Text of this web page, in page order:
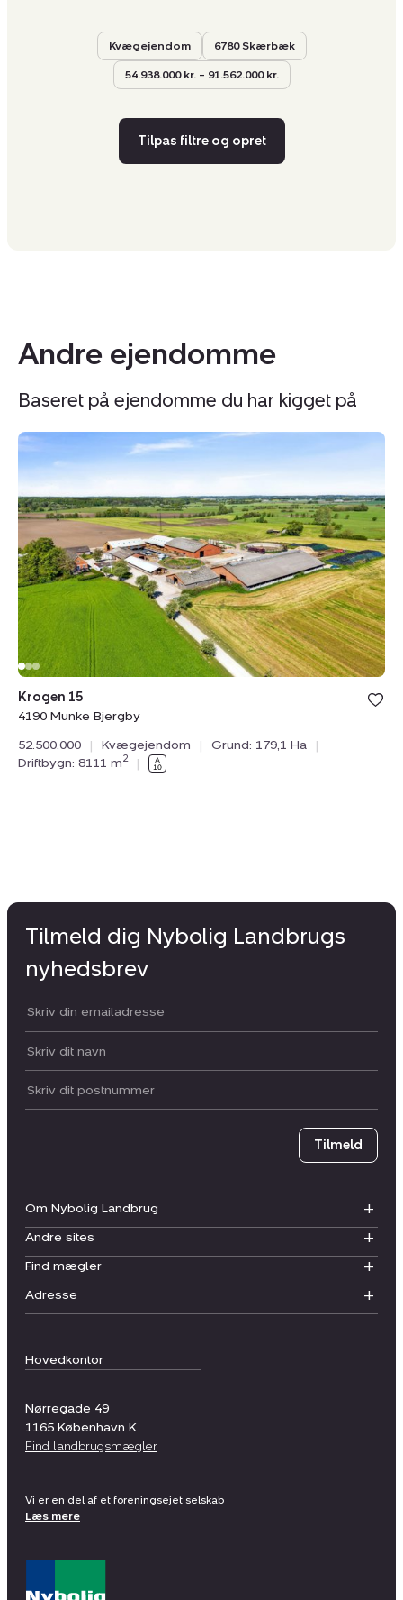
Kvægejendom 6780 Skærbæk
54.938.000 kr. – 91.562.000 kr.
Tilpas filtre og opret
Andre ejendomme
Baseret på ejendomme du har kigget på
Kvægejendom:
Krogen
15,
4190
Bjergby
Krogen 15
4190 Munke Bjergby
52.500.000
| Kvægejendom | Grund: 179,1 Ha
|
Driftbygn: 8111 m2 |
Hovedkontor
Nørregade 49
1165 København K
Find landbrugsmægler
Om Nybolig Landbrug
Andre sites
Find mægler
Adresse
Tilmeld dig Nybolig Landbrugs
nyhedsbrev
Din email:
Dit navn:
Postnummer
Tilmeld
Vi er en del af et foreningsejet selskab
Læs mere